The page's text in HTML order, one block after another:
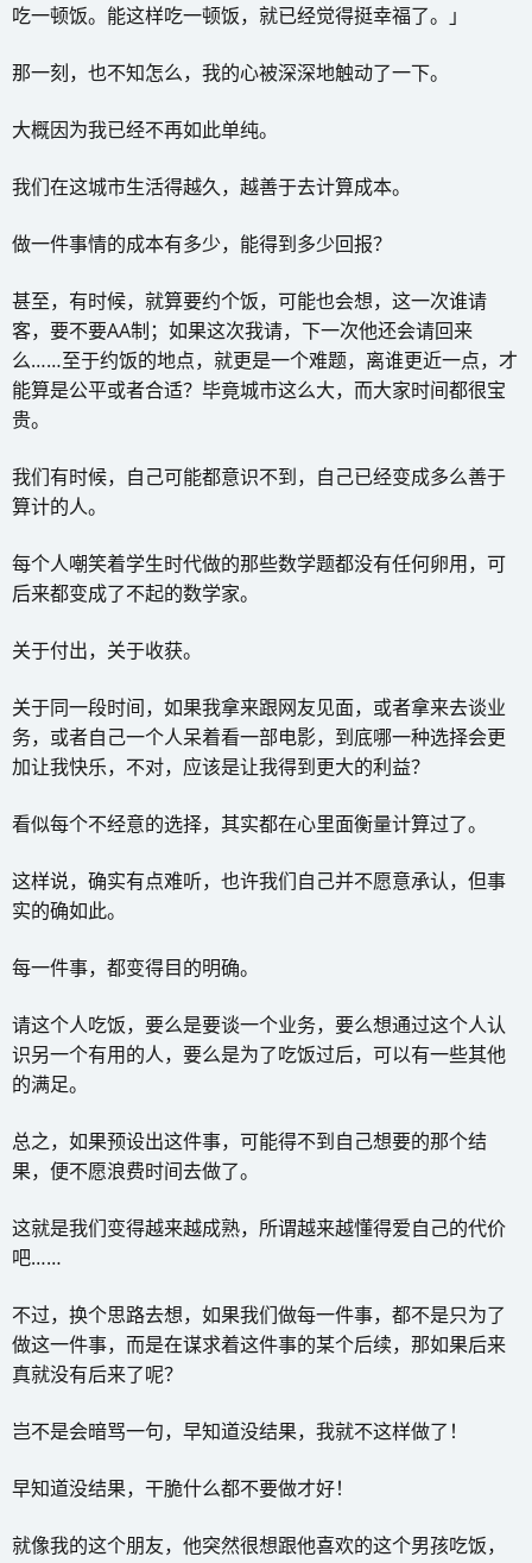
吃一顿饭。能这样吃一顿饭，就已经觉得挺幸福了。」
那一刻，也不知怎么，我的心被深深地触动了一下。
大概因为我已经不再如此单纯。
我们在这城市生活得越久，越善于去计算成本。
做一件事情的成本有多少，能得到多少回报？
甚至，有时候，就算要约个饭，可能也会想，这一次谁请
客，要不要AA制；如果这次我请，下一次他还会请回来
么……至于约饭的地点，就更是一个难题，离谁更近一点，才
能算是公平或者合适？毕竟城市这么大，而大家时间都很宝
贵。
我们有时候，自己可能都意识不到，自己已经变成多么善于
算计的人。
每个人嘲笑着学生时代做的那些数学题都没有任何卵用，可
后来都变成了不起的数学家。
关于付出，关于收获。
关于同一段时间，如果我拿来跟网友见面，或者拿来去谈业
务，或者自己一个人呆着看一部电影，到底哪一种选择会更
加让我快乐，不对，应该是让我得到更大的利益？
看似每个不经意的选择，其实都在心里面衡量计算过了。
这样说，确实有点难听，也许我们自己并不愿意承认，但事
实的确如此。
每一件事，都变得目的明确。
请这个人吃饭，要么是要谈一个业务，要么想通过这个人认
识另一个有用的人，要么是为了吃饭过后，可以有一些其他
的满足。
总之，如果预设出这件事，可能得不到自己想要的那个结
果，便不愿浪费时间去做了。
这就是我们变得越来越成熟，所谓越来越懂得爱自己的代价
吧……
不过，换个思路去想，如果我们做每一件事，都不是只为了
做这一件事，而是在谋求着这件事的某个后续，那如果后来
真就没有后来了呢？
岂不是会暗骂一句，早知道没结果，我就不这样做了！
早知道没结果，干脆什么都不要做才好！
就像我的这个朋友，他突然很想跟他喜欢的这个男孩吃饭，